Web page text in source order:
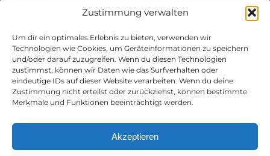
Zustimmung verwalten
Um dir ein optimales Erlebnis zu bieten, verwenden wir
Technologien wie Cookies, um Geräteinformationen zu speichern
und/oder darauf zuzugreifen. Wenn du diesen Technologien
zustimmst, können wir Daten wie das Surfverhalten oder
eindeutige IDs auf dieser Website verarbeiten. Wenn du deine
Zustimmung nicht erteilst oder zurückziehst, können bestimmte
Merkmale und Funktionen beeinträchtigt werden.
Akzeptieren
Hirsch Newsletter
JETZT ANMELDEN
© 2026 Romantik Hotel | Restaurant Hirsch Gerd
Windhösel GmbH. Alle Rechte vorbehalten.